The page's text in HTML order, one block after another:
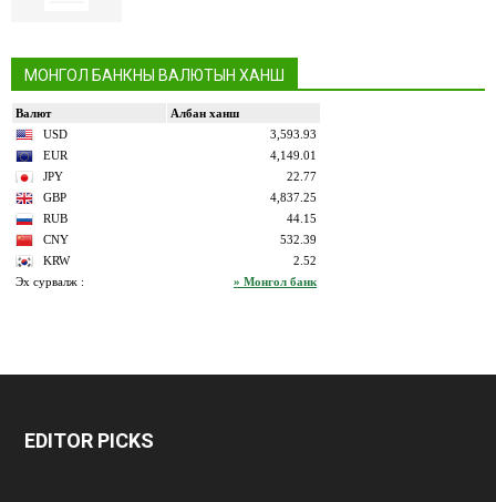
МОНГОЛ БАНКНЫ ВАЛЮТЫН ХАНШ
siteler
EDITOR PICKS